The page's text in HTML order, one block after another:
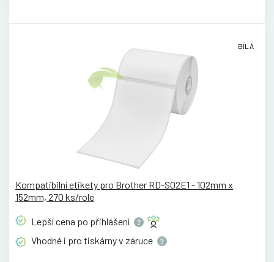
BÍLÁ
Kompatibilní etikety pro Brother RD-S02E1 - 102mm x
152mm, 270 ks/role
Lepší cena po přihlášení
Vhodné i pro tiskárny v záruce